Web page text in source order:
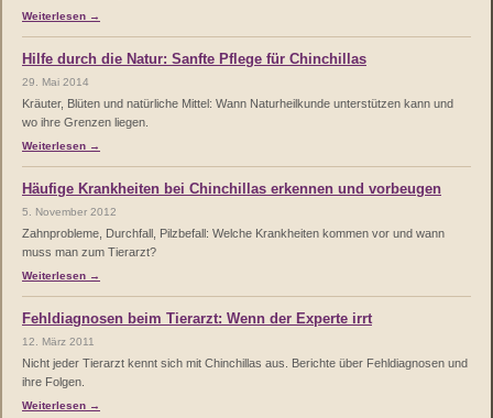
Weiterlesen →
Hilfe durch die Natur: Sanfte Pflege für Chinchillas
29. Mai 2014
Kräuter, Blüten und natürliche Mittel: Wann Naturheilkunde unterstützen kann und
wo ihre Grenzen liegen.
Weiterlesen →
Häufige Krankheiten bei Chinchillas erkennen und vorbeugen
5. November 2012
Zahnprobleme, Durchfall, Pilzbefall: Welche Krankheiten kommen vor und wann
muss man zum Tierarzt?
Weiterlesen →
Fehldiagnosen beim Tierarzt: Wenn der Experte irrt
12. März 2011
Nicht jeder Tierarzt kennt sich mit Chinchillas aus. Berichte über Fehldiagnosen und
ihre Folgen.
Weiterlesen →